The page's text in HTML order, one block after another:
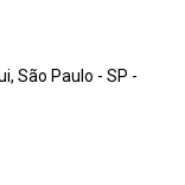
São Paulo - SP -